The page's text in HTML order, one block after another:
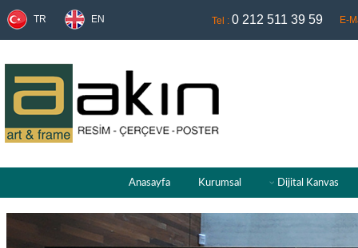
TR EN Tel : 0 212 511 39 59 E-
Anasayfa Kurumsal Dijital Kanvas